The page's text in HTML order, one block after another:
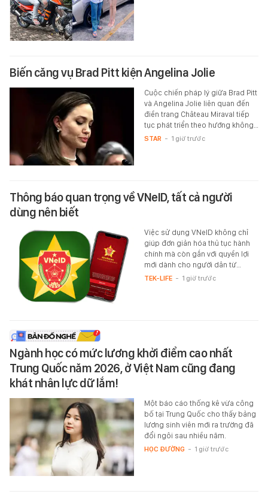
Biến căng vụ Brad Pitt kiện Angelina Jolie
Cuộc chiến pháp lý giữa Brad Pitt
và Angelina Jolie liên quan đến
điền trang Château Miraval tiếp
tục phát triển theo hướng không…
STAR - 1 giờ trước
Thông báo quan trọng về VNeID, tất cả người
dùng nên biết
Việc sử dụng VNeID không chỉ
giúp đơn giản hóa thủ tục hành
chính mà còn gắn với quyền lợi
mới dành cho người dân từ…
TEK-LIFE - 1 giờ trước
Ngành học có mức lương khởi điểm cao nhất
Trung Quốc năm 2026, ở Việt Nam cũng đang
khát nhân lực dữ lắm!
Một báo cáo thống kê vừa công
bố tại Trung Quốc cho thấy bảng
lương sinh viên mới ra trường đã
đổi ngôi sau nhiều năm.
HỌC ĐƯỜNG - 1 giờ trước